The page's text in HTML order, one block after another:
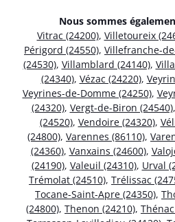
Nous sommes
Vitrac (24200), Villetoureix
Périgord (24550), Villefranche-
(24530), Villamblard (24140),
(24340), Vézac (24220),
Veyrines-de-Domme (24250),
(24320), Vergt-de-Biron (24540),
(24520), Vendoire (24320),
(24800), Varennes (86110),
(24360), Vanxains (24600),
(24190), Valeuil (24310), Urval
Trémolat (24510), Trélissac
Tocane-Saint-Apre (24350),
(24800), Thenon (24210),